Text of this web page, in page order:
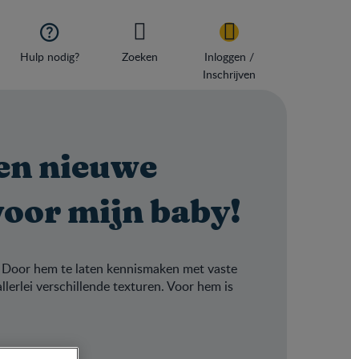

Hulp nodig? Zoeken
Inloggen /
Inschrijven
nieuwe
mijn baby!
hem te laten kennismaken met vaste
verschillende texturen. Voor hem is